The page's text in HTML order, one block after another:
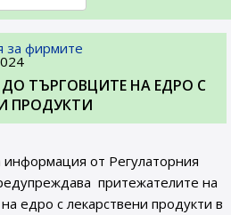
фирмите
ТЪРГОВЦИТЕ НА ЕДРО С
ПРОДУКТИ
информация от Регулаторния
притежателите на
едро с лекарствени продукти в